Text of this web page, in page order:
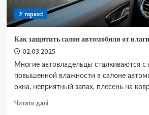
У гаражі
Как защитить салон автомобиля от
02.03.2025
Многие автовладельцы сталкиваются
повышенной влажности в салоне
окна, неприятный запах, плесень на
Читати даліДокладніше